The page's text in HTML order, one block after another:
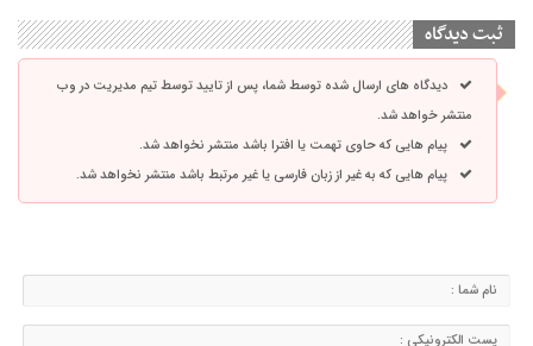
ثبت دیدگاه
دیدگاه های ارسال شده توسط شما، پس از تایید توسط تیم مدیریت در وب
منتشر خواهد شد.
پیام هایی که حاوی تهمت یا افترا باشد منتشر نخواهد شد.
پیام هایی که به غیر از زبان فارسی یا غیر مرتبط باشد منتشر نخواهد شد.